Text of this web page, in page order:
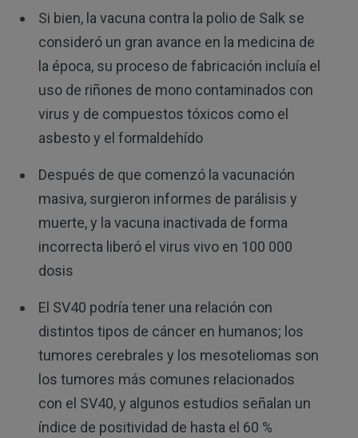
Si bien, la vacuna contra la polio de Salk se
consideró un gran avance en la medicina de
la época, su proceso de fabricación incluía el
uso de riñones de mono contaminados con
virus y de compuestos tóxicos como el
asbesto y el formaldehído
Después de que comenzó la vacunación
masiva, surgieron informes de parálisis y
muerte, y la vacuna inactivada de forma
incorrecta liberó el virus vivo en 100 000
dosis
El SV40 podría tener una relación con
distintos tipos de cáncer en humanos; los
tumores cerebrales y los mesoteliomas son
los tumores más comunes relacionados
con el SV40, y algunos estudios señalan un
índice de positividad de hasta el 60 %